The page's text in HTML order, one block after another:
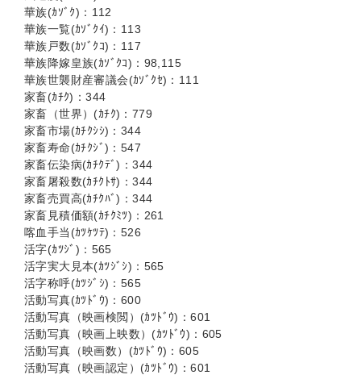
華族(ｶｿﾞｸ)：112
華族一覧(ｶｿﾞｸｲ)：113
華族戸数(ｶｿﾞｸｺ)：117
華族降嫁皇族(ｶｿﾞｸｺ)：98,115
華族世襲財産審議会(ｶｿﾞｸｾ)：111
家畜(ｶﾁｸ)：344
家畜（世界）(ｶﾁｸ)：779
家畜市場(ｶﾁｸｼｼ)：344
家畜寿命(ｶﾁｸｼﾞ)：547
家畜伝染病(ｶﾁｸﾃﾞ)：344
家畜屠殺数(ｶﾁｸﾄｻ)：344
家畜売買高(ｶﾁｸﾊﾞ)：344
家畜見積価額(ｶﾁｸﾐﾂ)：261
喀血手当(ｶﾂｹﾂﾃ)：526
活字(ｶﾂｼﾞ)：565
活字実大見本(ｶﾂｼﾞｼ)：565
活字称呼(ｶﾂｼﾞｼ)：565
活動写真(ｶﾂﾄﾞｳ)：600
活動写真（映画検閲）(ｶﾂﾄﾞｳ)：601
活動写真（映画上映数）(ｶﾂﾄﾞｳ)：605
活動写真（映画数）(ｶﾂﾄﾞｳ)：605
活動写真（映画認定）(ｶﾂﾄﾞｳ)：601